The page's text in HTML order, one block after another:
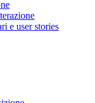
e user stories